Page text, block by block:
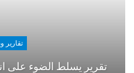
تقارير
تقرير يسلط الضوء على